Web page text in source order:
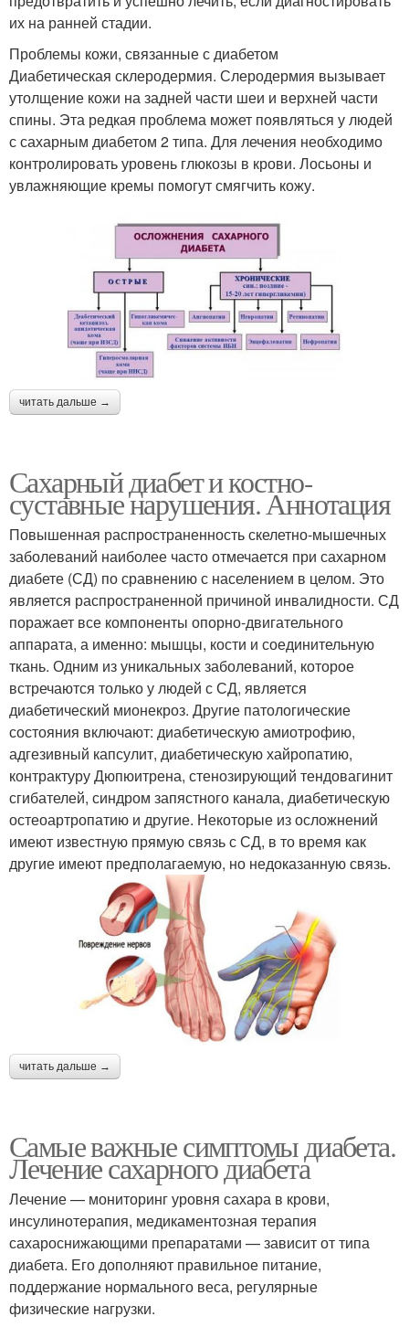
их на ранней стадии.
Проблемы кожи, связанные с диабетом
Диабетическая склеродермия. Слеродермия вызывает
утолщение кожи на задней части шеи и верхней части
спины. Эта редкая проблема может появляться у людей
с сахарным диабетом 2 типа. Для лечения необходимо
контролировать уровень глюкозы в крови. Лосьоны и
увлажняющие кремы помогут смягчить кожу.
читать дальше →
Сахарный диабет и костно-
суставные нарушения. Аннотация
Повышенная распространенность скелетно-мышечных
заболеваний наиболее часто отмечается при сахарном
диабете (СД) по сравнению с населением в целом. Это
является распространенной причиной инвалидности. СД
поражает все компоненты опорно-двигательного
аппарата, а именно: мышцы, кости и соединительную
ткань. Одним из уникальных заболеваний, которое
встречаются только у людей с СД, является
диабетический мионекроз. Другие патологические
состояния включают: диабетическую амиотрофию,
адгезивный капсулит, диабетическую хайропатию,
контрактуру Дюпюитрена, стенозирующий тендовагинит
сгибателей, синдром запястного канала, диабетическую
остеоартропатию и другие. Некоторые из осложнений
имеют известную прямую связь с СД, в то время как
другие имеют предполагаемую, но недоказанную связь.
читать дальше →
Самые важные симптомы диабета.
Лечение сахарного диабета
Лечение — мониторинг уровня сахара в крови,
инсулинотерапия, медикаментозная терапия
сахароснижающими препаратами — зависит от типа
диабета. Его дополняют правильное питание,
поддержание нормального веса, регулярные
физические нагрузки.